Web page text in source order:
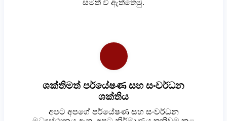
සමත් වී ඇත්තෙමු.
ශක්තිමත් පර්යේෂණ සහ සංවර්ධන
ශක්තිය
අපට අපගේ පර්යේෂණ සහ සංවර්ධන